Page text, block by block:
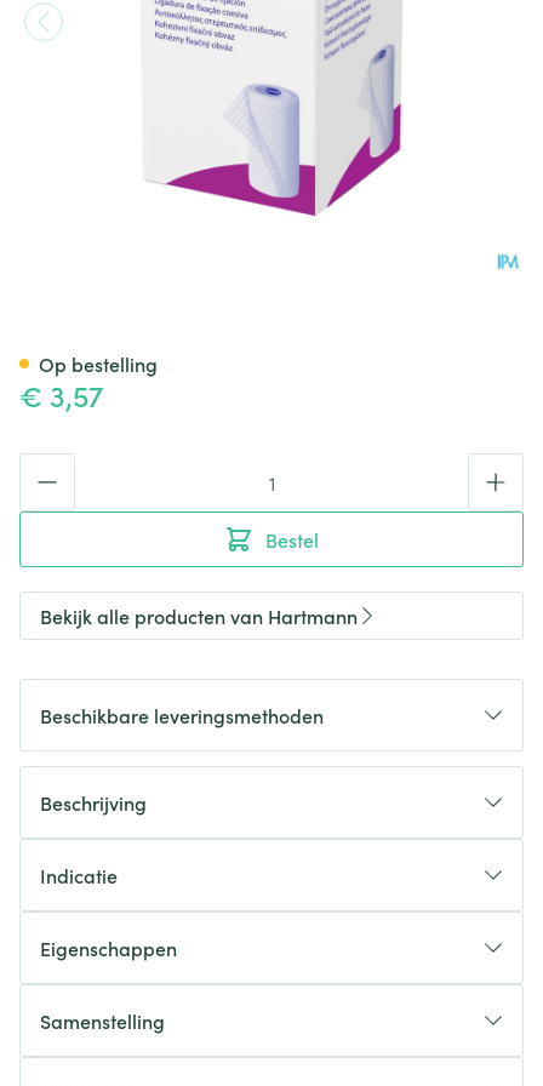
€ 3,57
Bestel
Op bestelling
Bekijk alle producten van Hartmann
Beschikbare leveringsmethoden
Beschrijving
Indicatie
Eigenschappen
Samenstelling